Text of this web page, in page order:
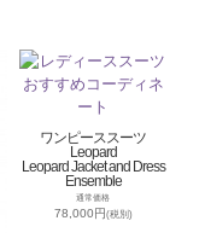
ワンピーススーツ
Leopard
Leopard Jacket and Dress
Ensemble
通常価格
78,000円(税別)